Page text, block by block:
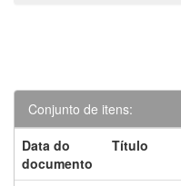
Conjunto de itens:
Data do
documento
Título